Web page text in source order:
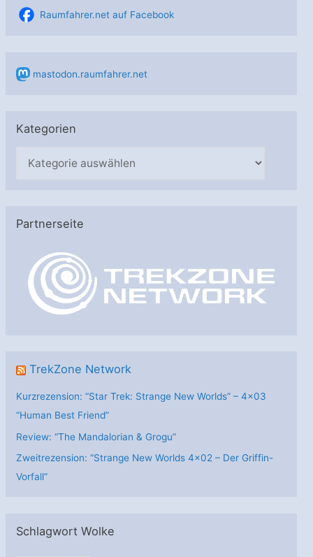
Raumfahrer.net auf Facebook
mastodon.raumfahrer.net
Kategorien
g
Partnerseite
TrekZone Network
Kurzrezension: “Star Trek: Strange New Worlds” – 4×03
“Human Best Friend”
Review: “The Mandalorian & Grogu”
Zweitrezension: “Strange New Worlds 4×02 – Der Griffin-
Vorfall”
Schlagwort Wolke